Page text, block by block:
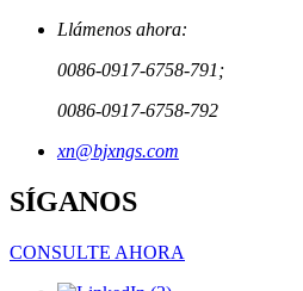
Llámenos ahora:
0086-0917-6758-791;
0086-0917-6758-792
xn@bjxngs.com
SÍGANOS
CONSULTE AHORA